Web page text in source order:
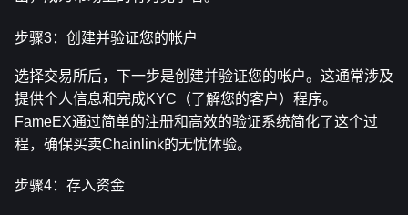
步骤3：创建并验证您的帐户
选择交易所后，下一步是创建并验证您的帐户。这通常涉及
提供个人信息和完成KYC（了解您的客户）程序。
FameEX通过简单的注册和高效的验证系统简化了这个过
程，确保买卖Chainlink的无忧体验。
步骤4：存入资金